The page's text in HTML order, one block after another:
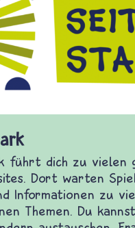
und
Krieg und Frieden,
und einen
bietet Antworten auf
aus den
Streit und Gewalt.